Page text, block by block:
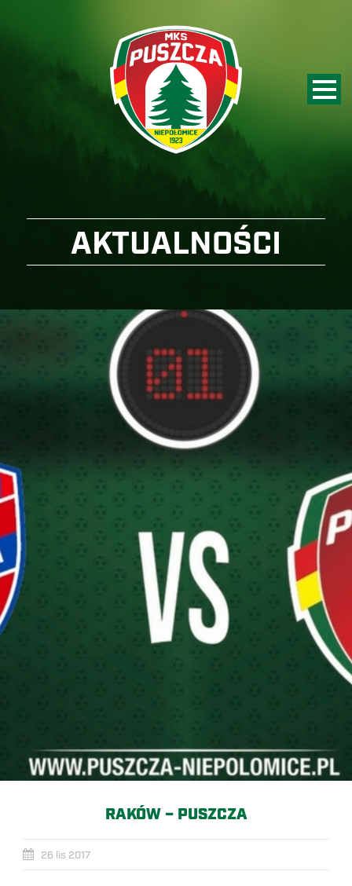
AKTUALNOŚCI
RAKÓW – PUSZCZA
26 lis 2017